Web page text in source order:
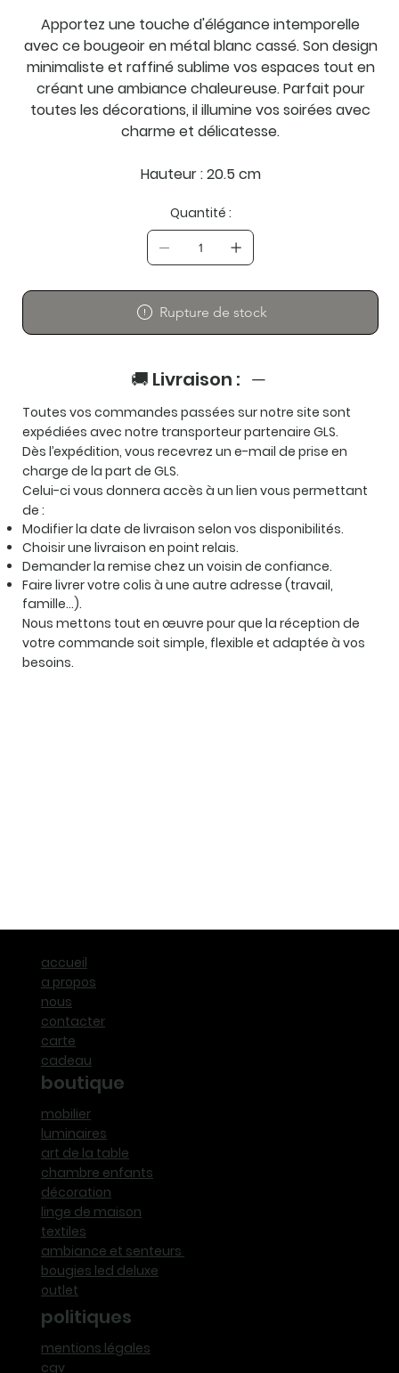
Apportez une touche d'élégance intemporelle
avec ce bougeoir en métal blanc cassé. Son design
minimaliste et raffiné sublime vos espaces tout en
créant une ambiance chaleureuse. Parfait pour
toutes les décorations, il illumine vos soirées avec
charme et délicatesse.
Hauteur : 20.5 cm
Quantité :
Rupture de stock
🚚 Livraison :
Toutes vos commandes passées sur notre site sont
expédiées avec notre transporteur partenaireGLS.
Dès l’expédition, vous recevrez un e-mail de prise en
charge de la part de GLS.
Celui-ci vous donnera accès à un lien vous permettant
de :
Modifier la date de livraison selon vos disponibilités.
Choisir une livraison en point relais.
Demander la remise chez un voisin de confiance.
Faire livrer votre colis à une autre adresse (travail,
famille…).
Nous mettons tout en œuvre pour que la réception de
votre commande soit simple, flexible et adaptée à vos
besoins.
accueil
a propos
nous
contacter
carte
cadeau
boutique
mobilier
luminaires
art de la table
chambre enfants
décoration
linge de maison
textiles
ambiance et senteurs
bougies led deluxe
outlet
politiques
mentions légales
cgv